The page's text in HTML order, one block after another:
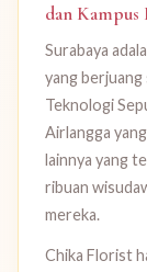
dan Kampus
Surabaya
yang
Teknologi
Airlangga
lainnya yang
ribuan
mereka.
Chika Florist